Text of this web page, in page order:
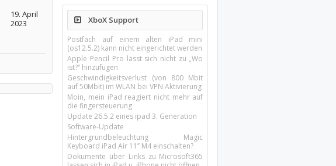
19. April
2023
XboX Support
Postfach auf einem alten iPad mini
(os12.5.2) kann nicht eingerichtet werden
Apple Pencil Pro lässt sich nicht zu „Wo
ist?“ hinzufügen
Geschwindigkeitsverlust (von 800 Mbit
auf 50Mbit) im WLAN bei VPN Aktivierung
Moin, mein iPad reagiert nicht mehr auf
die fingersteuerung
Update 26.5.2 eines ipad 3. Generation
Software-Update
Hintergrundbeleuchtung Magic
Keyboard iPad Air 11’’ M4 einschalten?
Dokumente über Links zu Microsoft365